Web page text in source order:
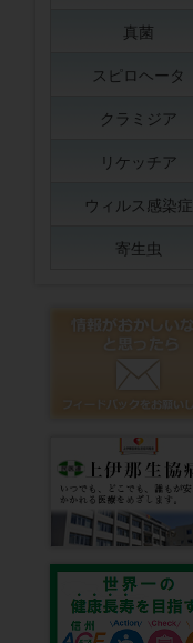
真菌
スピロヘータ
クラミジア
リケッチア
ウィルス感染症
寄生虫